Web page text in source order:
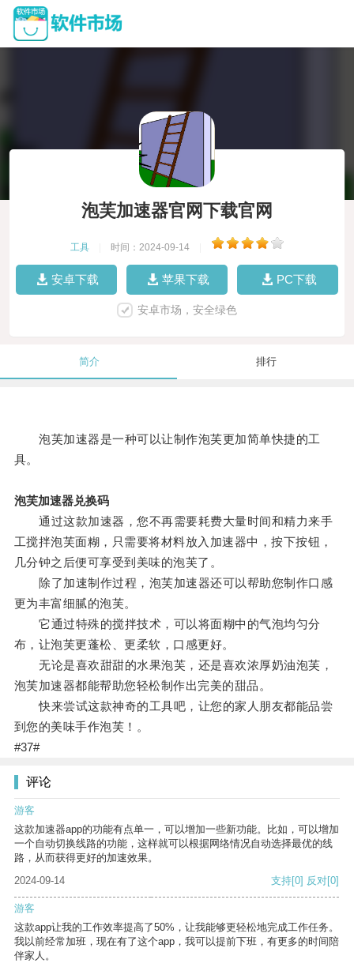
泡芙加速器官网下载官网
工具 时间：2024-09-14
安卓下载 苹果下载 PC下载
安卓市场，安全绿色
简介 排行
泡芙加速器是一种可以让制作泡芙更加简单快捷的工
具。
泡芙加速器兑换码
通过这款加速器，您不再需要耗费大量时间和精力来手
工搅拌泡芙面糊，只需要将材料放入加速器中，按下按钮，
几分钟之后便可享受到美味的泡芙了。
除了加速制作过程，泡芙加速器还可以帮助您制作口感
更为丰富细腻的泡芙。
它通过特殊的搅拌技术，可以将面糊中的气泡均匀分
布，让泡芙更蓬松、更柔软，口感更好。
无论是喜欢甜甜的水果泡芙，还是喜欢浓厚奶油泡芙，
泡芙加速器都能帮助您轻松制作出完美的甜品。
快来尝试这款神奇的工具吧，让您的家人朋友都能品尝
到您的美味手作泡芙！。
#37#
评论
游客
这款加速器app的功能有点单一，可以增加一些新功能。比如，可以增加
一个自动切换线路的功能，这样就可以根据网络情况自动选择最优的线
路，从而获得更好的加速效果。
2024-09-14
支持[0] 反对[0]
游客
这款app让我的工作效率提高了50%，让我能够更轻松地完成工作任务。
我以前经常加班，现在有了这个app，我可以提前下班，有更多的时间陪
伴家人。